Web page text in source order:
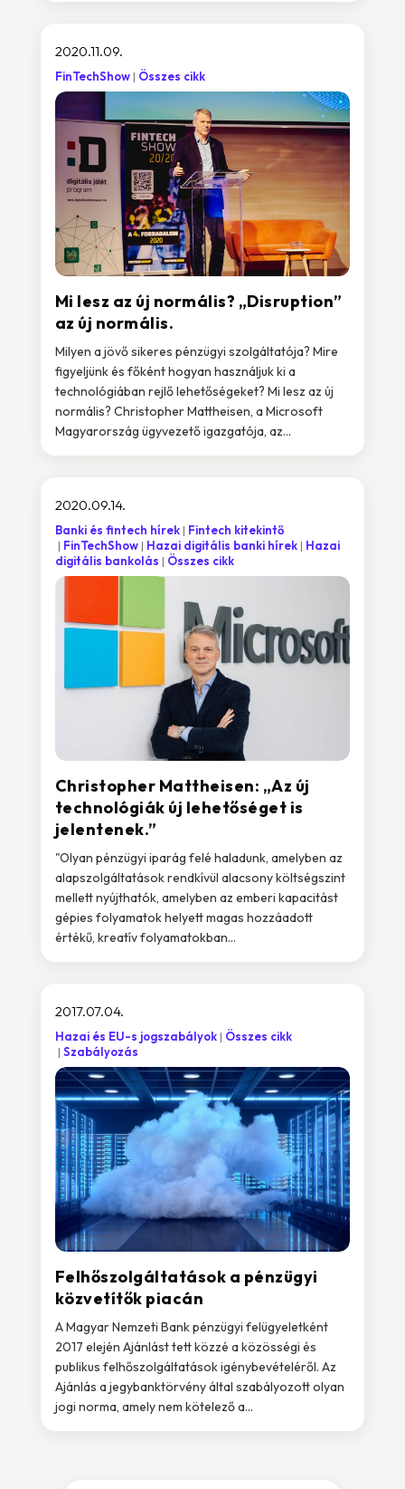
Mi lesz az új normális? „Disruption”
az új normális.
2020.11.09.
FinTechShow Összes cikk
Milyen a jövő sikeres pénzügyi szolgáltatója? Mire
figyeljünk és főként hogyan használjuk ki a
technológiában rejlő lehetőségeket? Mi lesz az új
normális? Christopher Mattheisen, a Microsoft
Magyarország ügyvezető igazgatója, az...
Christopher Mattheisen: „Az új
technológiák új lehetőséget is
jelentenek.”
2020.09.14.
Banki és fintech hírek
Fintech kitekintő
FinTechShow
Hazai digitális banki hírek
Hazai
digitális bankolás
Összes cikk
"Olyan pénzügyi iparág felé haladunk, amelyben az
alapszolgáltatások rendkívül alacsony költségszint
mellett nyújthatók, amelyben az emberi kapacitást
gépies folyamatok helyett magas hozzáadott
értékű, kreatív folyamatokban...
Felhőszolgáltatások a pénzügyi
közvetítők piacán
2017.07.04.
Hazai és EU-s jogszabályok
Összes cikk
Szabályozás
A Magyar Nemzeti Bank pénzügyi felügyeletként
2017 elején Ajánlást tett közzé a közösségi és
publikus felhőszolgáltatások igénybevételéről. Az
Ajánlás a jegybanktörvény által szabályozott olyan
jogi norma, amely nem kötelező a...